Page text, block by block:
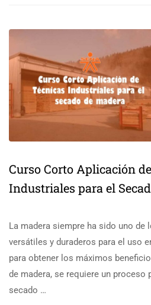
Curso Corto Aplicación
Industriales para el
La madera siempre ha sido uno de
versátiles y duraderos para el uso
para obtener los máximos
de madera, se requiere un proceso
secado …